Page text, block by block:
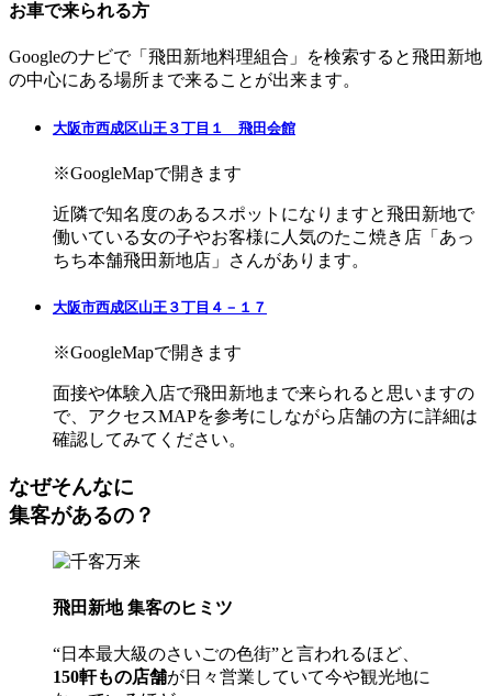
お車で来られる方
Googleのナビで「飛田新地料理組合」を検索すると飛田新地
の中心にある場所まで来ることが出来ます。
大阪市西成区山王３丁目１ 飛田会館
※GoogleMapで開きます
近隣で知名度のあるスポットになりますと飛田新地で
働いている女の子やお客様に人気のたこ焼き店「あっ
ちち本舗飛田新地店」さんがあります。
大阪市西成区山王３丁目４－１７
※GoogleMapで開きます
面接や体験入店で飛田新地まで来られると思いますの
で、アクセスMAPを参考にしながら店舗の方に詳細は
確認してみてください。
なぜそんなに
集客があるの？
飛田新地 集客のヒミツ
“日本最大級のさいごの色街”と言われるほど、
150軒もの店舗が日々営業していて今や観光地に